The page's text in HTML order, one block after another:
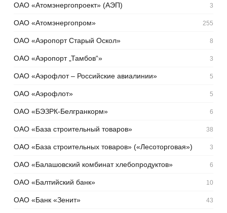
ОАО «Атомэнергопроект» (АЭП) 3
ОАО «Атомэнергопром» 255
ОАО «Аэропорт Старый Оскол» 8
ОАО «Аэропорт „Тамбов“» 3
ОАО «Аэрофлот – Российские авиалинии» 5
ОАО «Аэрофлот» 5
ОАО «БЭЗРК-Белгранкорм» 6
ОАО «База строительный товаров» 38
ОАО «База строительных товаров» («Лесоторговая») 3
ОАО «Балашовский комбинат хлебопродуктов» 6
ОАО «Балтийский банк» 10
ОАО «Банк «Зенит» 43